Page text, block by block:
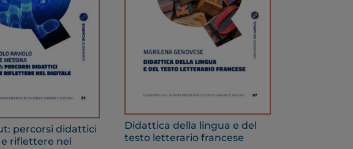
percorsi didattici
riflettere nel
Didattica della lingua e del
testo letterario francese